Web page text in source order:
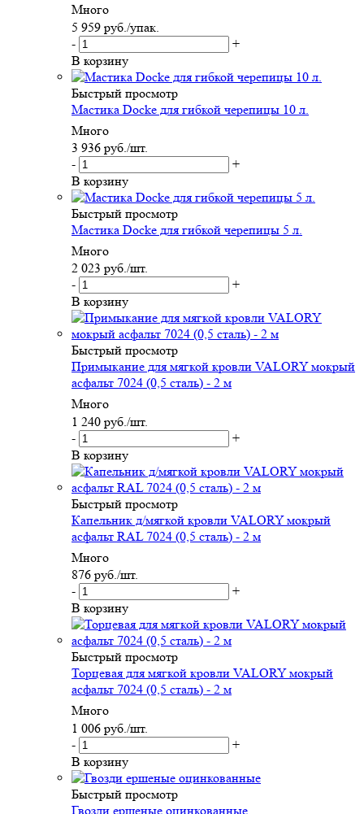
Много
5 959 руб. /упак.
-
+
В корзину
Быстрый просмотр
Мастика Docke для гибкой черепицы 10 л.
Много
3 936 руб./шт.
-
+
В корзину
Быстрый просмотр
Мастика Docke для гибкой черепицы 5 л.
Много
2 023 руб./шт.
-
+
В корзину
Быстрый просмотр
Примыкание для мягкой кровли VALORY мокрый
асфальт 7024 (0,5 сталь) - 2 м
Много
1 240 руб./шт.
-
+
В корзину
Быстрый просмотр
Капельник д/мягкой кровли VALORY мокрый
асфальт RAL 7024 (0,5 сталь) - 2 м
Много
876 руб./шт.
-
+
В корзину
Быстрый просмотр
Торцевая для мягкой кровли VALORY мокрый
асфальт 7024 (0,5 сталь) - 2 м
Много
1 006 руб. /шт.
-
+
В корзину
Быстрый просмотр
Гвозди ершеные оцинкованные